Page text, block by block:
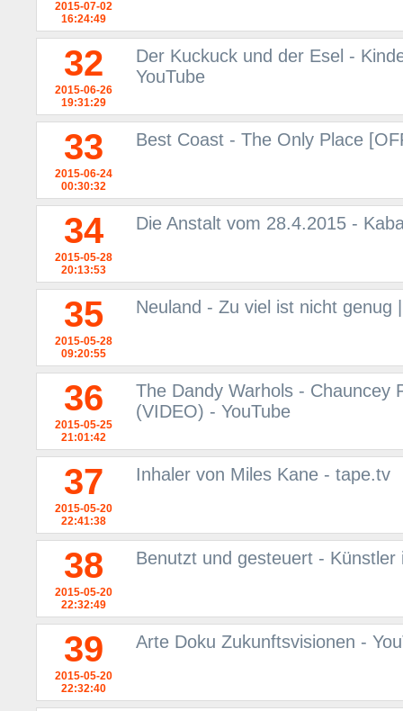
2015-07-02
16:24:49
32
2015-06-26
19:31:29
Der Kuckuck und der Esel -
YouTube
33
2015-06-24
00:30:32
Best Coast - The Only Place
34
2015-05-28
20:13:53
Die Anstalt vom 28.4.2015 -
35
2015-05-28
09:20:55
Neuland - Zu viel ist nicht genug
36
2015-05-25
21:01:42
The Dandy Warhols - Chauncey
(VIDEO) - YouTube
37
2015-05-20
22:41:38
Inhaler von Miles Kane - tape.tv
38
2015-05-20
22:32:49
Benutzt und gesteuert -
39
2015-05-20
22:32:40
Arte Doku Zukunftsvisionen -